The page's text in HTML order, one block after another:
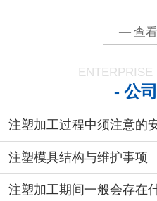
— 查
- 公
注塑加工过程中须注意的
注塑模具结构与维护事项
注塑加工期间一般会存在